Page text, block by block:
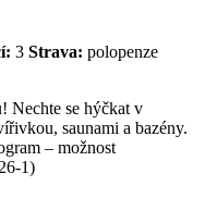
S VÝLETY - VELKÝ
Nechte se hýčkat v
saunami a bazény.
– možnost